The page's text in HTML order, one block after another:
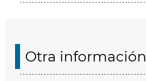
Otra información